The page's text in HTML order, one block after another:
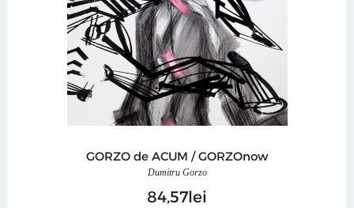
GORZO de ACUM / GORZOnow
Dumitru Gorzo
8457lei